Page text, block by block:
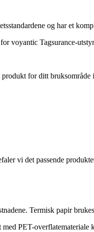
og har et
voyantic Tagsurance-
for ditt bruksområde
vi det passende
Termisk papir
PET-overflatemateriale